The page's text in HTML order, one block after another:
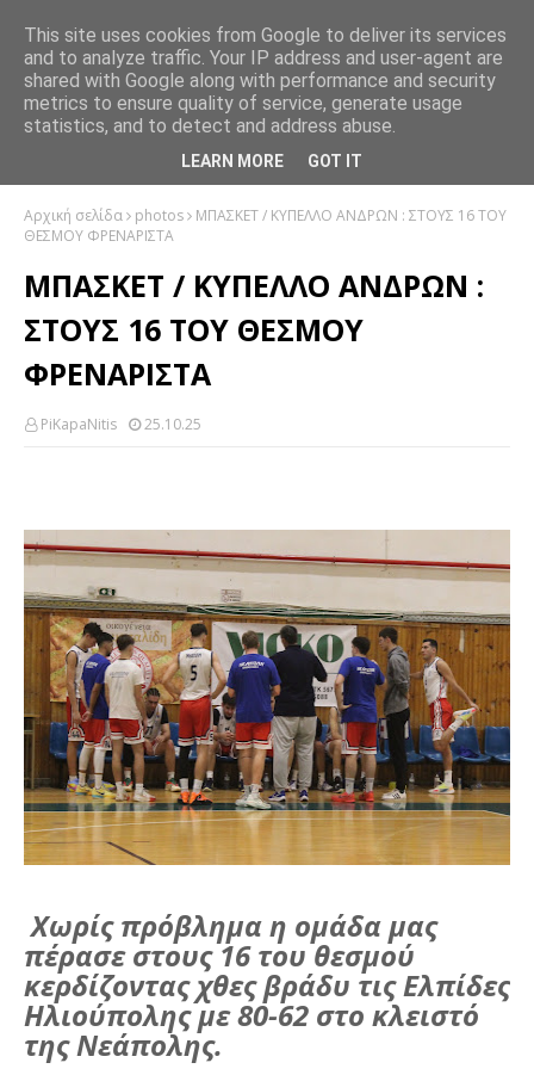
Αρχική σελίδα photos
ΜΠΑΣΚΕΤ / ΚΥΠΕΛΛΟ ΑΝΔΡΩΝ : ΣΤΟΥΣ 16 ΤΟΥ
ΘΕΣΜΟΥ ΦΡΕΝΑΡΙΣΤΑ
ΜΠΑΣΚΕΤ / ΚΥΠΕΛΛΟ ΑΝΔΡΩΝ :
ΣΤΟΥΣ 16 ΤΟΥ ΘΕΣΜΟΥ
ΦΡΕΝΑΡΙΣΤΑ
PiKapaNitis 25.10.25
Χωρίς πρόβλημα η ομάδα μας
πέρασε στους 16 του θεσμού
κερδίζοντας χθες βράδυ τις Ελπίδες
Ηλιούπολης με 80-62 στο κλειστό
της Νεάπολης.
This site uses cookies from Google to deliver its services
and to analyze traffic. Your IP address and user-agent are
shared with Google along with performance and security
metrics to ensure quality of service, generate usage
statistics, and to detect and address abuse.
LEARN MORE GOT IT